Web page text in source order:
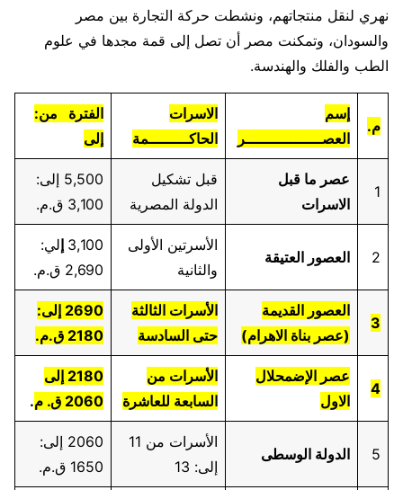
نهري لنقل منتجاتهم، ونشطت حركة التجارة بين مصر
والسودان، وتمكنت مصر أن تصل إلى قمة مجدها في علوم
الطب والفلك والهندسة.
م.
إسم
العصـــــــــــــــــر
الاسرات
الحاكـــــــــمة
الفترة من:
إلى
1
عصر ما قبل
الاسرات
قبل تشكيل
الدولة المصرية
5,500 إلى:
3,100 ق.م.
2 العصور العتيقة
الأسرتين الأولى
والثانية
3,100 إلي:
2,690 ق.م.
3
العصور القديمة
(عصر بناة الاهرام)
الأسرات الثالثة
حتى السادسة
2690 إلى:
2180 ق.م.
4
عصر الإضمحلال
الاول
الأسرات من
السابعة للعاشرة
2180 إلى
2060 ق. م
.
5 الدولة الوسطى
الأسرات من 11
إلى: 13
2060 إلى:
1650 ق.م.